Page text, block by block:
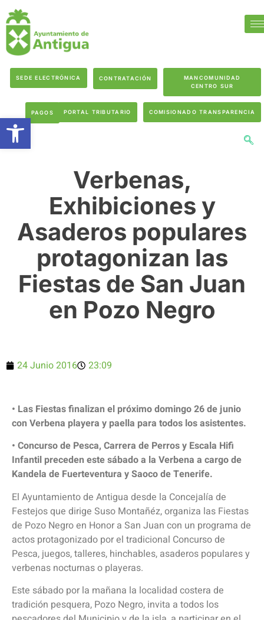
SEDE ELECTRÓNICA CONTRATACIÓN
MANCOMUNIDAD
CENTRO SUR
PAGOS PORTAL TRIBUTARIO COMISIONADO TRANSPARENCIA
Verbenas,
Exhibiciones y
Asaderos populares
protagonizan las
Fiestas de San Juan
en Pozo Negro
24 Junio 2016 23:09
• Las Fiestas finalizan el próximo domingo 26 de junio
con Verbena playera y paella para todos los asistentes.
• Concurso de Pesca, Carrera de Perros y Escala Hifi
Infantil preceden este sábado a la Verbena a cargo de
Kandela de Fuerteventura y Saoco de Tenerife.
El Ayuntamiento de Antigua desde la Concejalía de
Festejos que dirige Suso Montañéz, organiza las Fiestas
de Pozo Negro en Honor a San Juan con un programa de
actos protagonizado por el tradicional Concurso de
Pesca, juegos, talleres, hinchables, asaderos populares y
verbenas nocturnas o playeras.
Este sábado por la mañana la localidad costera de
tradición pesquera, Pozo Negro, invita a todos los
Abrir barra de herramientas